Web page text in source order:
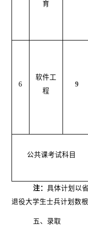
育
6
软件工
程
9
公共课考试科目
注： 具体计划以
退役大学生士兵计划数
五、录取